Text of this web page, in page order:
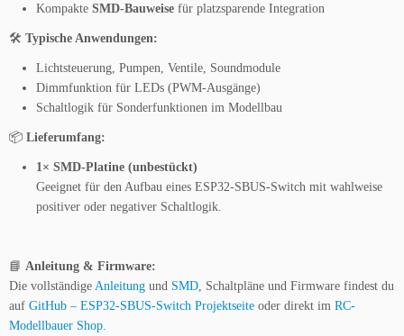
s
o
o
d
e
r
Kompakte SMD-Bauweise für platzsparende Integration
🛠️ Typische Anwendungen:
Lichtsteuerung, Pumpen, Ventile, Soundmodule
Dimmfunktion für LEDs (PWM-Ausgänge)
Schaltlogik für Sonderfunktionen im Modellbau
📦 Lieferumfang:
1× SMD-Platine (unbestückt)
Geeignet für den Aufbau eines ESP32-SBUS-Switch mit wahlweise
positiver oder negativer Schaltlogik.
📘 Anleitung & Firmware:
Die vollständige Anleitung und SMD , Schaltpläne und Firmware findest du
auf GitHub – ESP32-SBUS-Switch Projektseite oder direkt im RC-
Modellbauer Shop